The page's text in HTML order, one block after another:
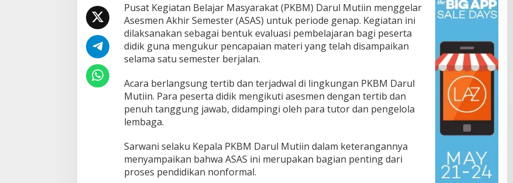
Pusat Kegiatan Belajar Masyarakat (PKBM) Darul Mutiin menggelar
Asesmen Akhir Semester (ASAS) untuk periode genap. Kegiatan ini
dilaksanakan sebagai bentuk evaluasi pembelajaran bagi peserta
didik guna mengukur pencapaian materi yang telah disampaikan
selama satu semester berjalan.
Acara berlangsung tertib dan terjadwal di lingkungan PKBM Darul
Mutiin. Para peserta didik mengikuti asesmen dengan tertib dan
penuh tanggung jawab, didampingi oleh para tutor dan pengelola
lembaga.
Sarwani selaku Kepala PKBM Darul Mutiin dalam keterangannya
menyampaikan bahwa ASAS ini merupakan bagian penting dari
proses pendidikan nonformal.